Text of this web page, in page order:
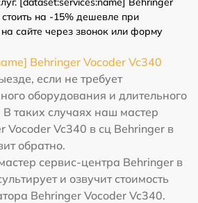
на -15% дешевле при
сайте через звонок или форму
Behringer Vocoder Vc340
если не требует
оборудования и длительного
таких случаях наш мастер
Vocoder Vc340 в сц Behringer в
обратно.
сервис-центра Behringer в
и озвучит стоимость
Behringer Vocoder Vc340.